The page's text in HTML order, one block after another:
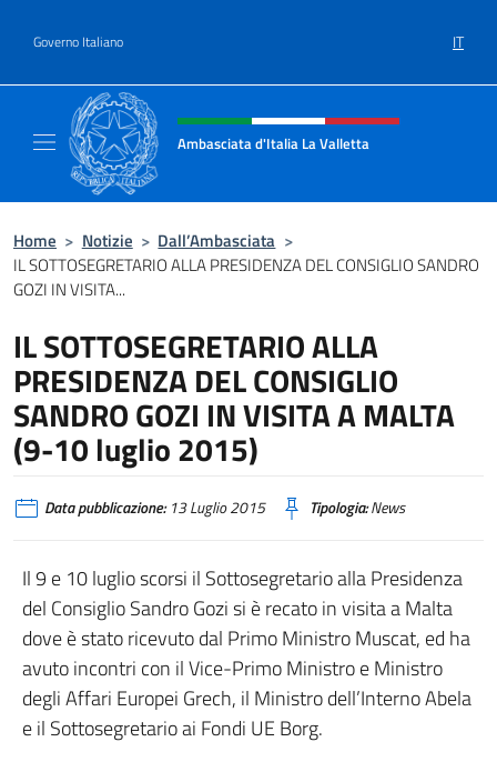
Governo Italiano IT
Intestazione sito, social e menù
Ambasciata d'Italia La Valletta
Home > Notizie > Dall’Ambasciata >
IL SOTTOSEGRETARIO ALLA PRESIDENZA DEL CONSIGLIO SANDRO
GOZI IN VISITA...
IL SOTTOSEGRETARIO ALLA
PRESIDENZA DEL CONSIGLIO
SANDRO GOZI IN VISITA A MALTA
(9-10 luglio 2015)
Data pubblicazione:13 Luglio 2015 Tipologia:News
Il 9 e 10 luglio scorsi il Sottosegretario alla Presidenza
del Consiglio Sandro Gozi si è recato in visita a Malta
dove è stato ricevuto dal Primo Ministro Muscat, ed ha
avuto incontri con il Vice-Primo Ministro e Ministro
degli Affari Europei Grech, il Ministro dell’Interno Abela
e il Sottosegretario ai Fondi UE Borg.